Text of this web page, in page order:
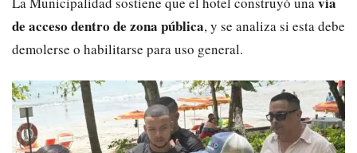
de acceso dentro de zona pública, y se analiza si esta debe
demolerse o habilitarse para uso general.